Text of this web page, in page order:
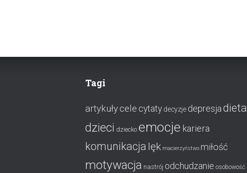
Tagi
artykułycele cytaty decyzje depresja dieta
dzieci dziecko emocje kariera
komunikacja lęk macierzyństwo miłość
motywacja nastrój odchudzanie osobowość